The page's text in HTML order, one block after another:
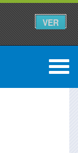
VER
0